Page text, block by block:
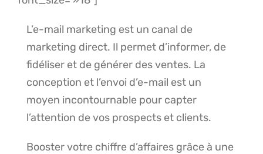
L’e-mail marketing est un canal de
marketing direct. Il permet d’informer, de
fidéliser et de générer des ventes. La
conception et l’envoi d’e-mail est un
moyen incontournable pour capter
l’attention de vos prospects et clients.
Booster votre chiffre d’affaires grâce à une